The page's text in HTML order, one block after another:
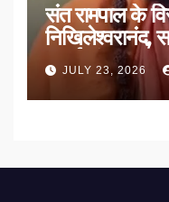
संत रामपाल के
निखिलेश्वरानंद,
उठाई मांग
JULY 23, 2026